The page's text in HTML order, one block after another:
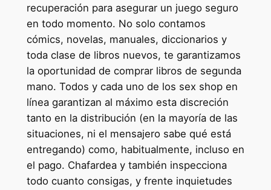
recuperación para asegurar un juego seguro
en todo momento. No solo contamos
cómics, novelas, manuales, diccionarios y
toda clase de libros nuevos, te garantizamos
la oportunidad de comprar libros de segunda
mano. Todos y cada uno de los sex shop en
línea garantizan al máximo esta discreción
tanto en la distribución (en la mayoría de las
situaciones, ni el mensajero sabe qué está
entregando) como, habitualmente, incluso en
el pago. Chafardea y también inspecciona
todo cuanto consigas, y frente inquietudes